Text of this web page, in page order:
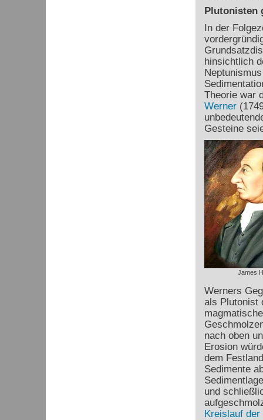
Plutonisten
In der
hinsichtlich
Theorie war
Werner
Gesteine
James
Werners
als Plutonist
nach oben
Erosion
dem
Sedimente
und
Kreislauf der